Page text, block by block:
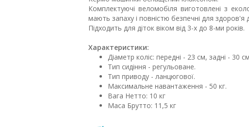
Комплектуючі веломобіля виготовлені з
мають запаху і повністю безпечні для здоров'я
Підходить для діток віком від 3-х до 8-ми років.
Характеристики:
Діаметр коліс: передні - 23 см, задні - 30
Тип сидіння - регульоване.
Тип приводу - ланцюгової.
Максимальне навантаження - 50 кг.
Вага Нетто: 10 кг
Маса Брутто: 11,5 кг